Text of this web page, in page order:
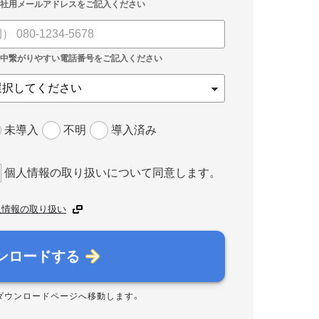
未導入 不明 導入済み
個人情報の取り扱いについて同意します。
報の取り扱い
ロードする
ウンロードページへ移動します。